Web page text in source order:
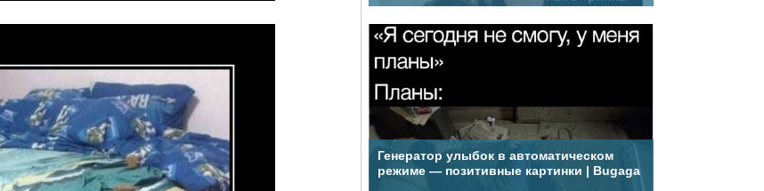
Генератор улыбок в автоматическом
режиме — позитивные картинки | Bugaga